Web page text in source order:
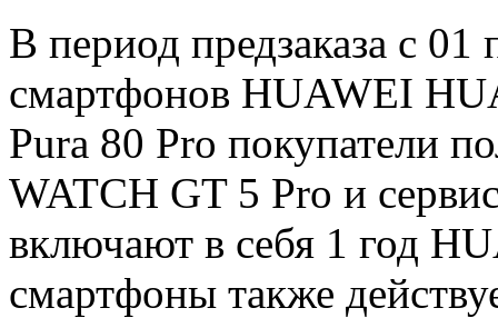
В период предзаказа с 01
смартфонов HUAWEI
Pura 80 Pro покупатели
WATCH GT 5 Pro и
включают в себя 1 год
смартфоны также